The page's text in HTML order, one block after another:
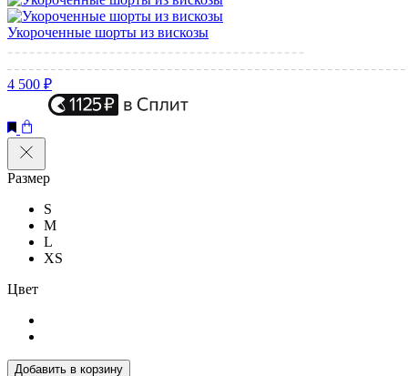
Укороченные шорты из вискозы
4 500 ₽
Размер
S
M
L
XS
Цвет
Добавить в корзину